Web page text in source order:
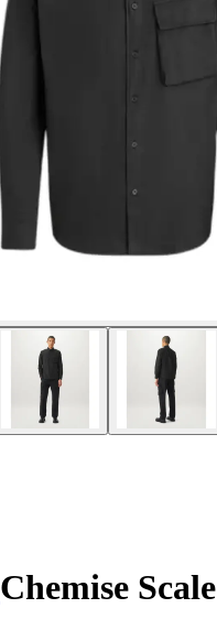
Chemise Scale